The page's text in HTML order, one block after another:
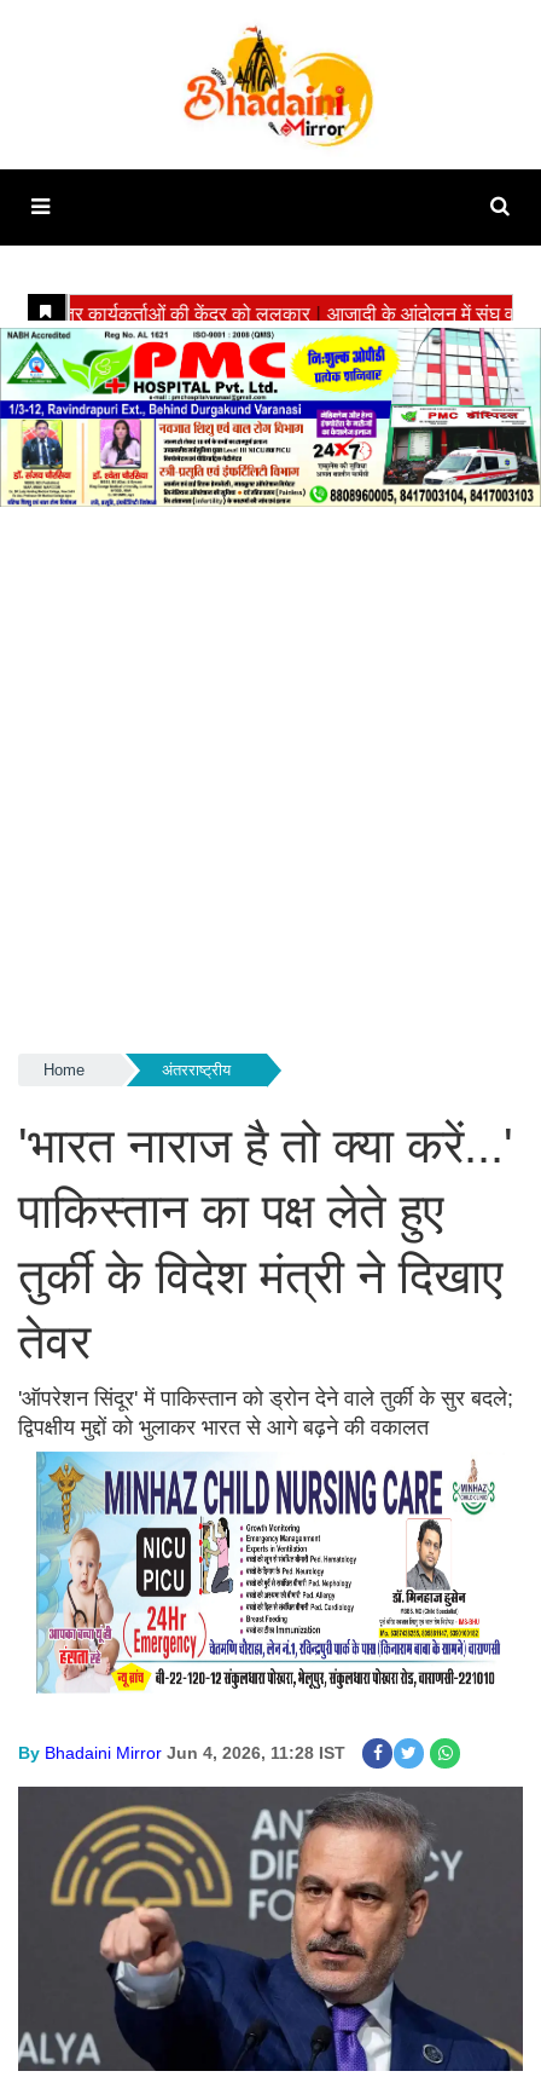
Home अंतरराष्ट्रीय
'भारत नाराज है तो क्या करें...'
पाकिस्तान का पक्ष लेते हुए
तुर्की के विदेश मंत्री ने दिखाए
तेवर
'ऑपरेशन सिंदूर' में पाकिस्तान को ड्रोन देने वाले तुर्की के सुर बदले;
द्विपक्षीय मुद्दों को भुलाकर भारत से आगे बढ़ने की वकालत
By Bhadaini Mirror Jun 4, 2026, 11:28 IST